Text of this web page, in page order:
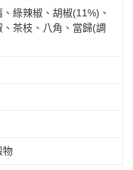
綠辣椒、胡椒(11%)、
茶枝、八角、當歸(調
物